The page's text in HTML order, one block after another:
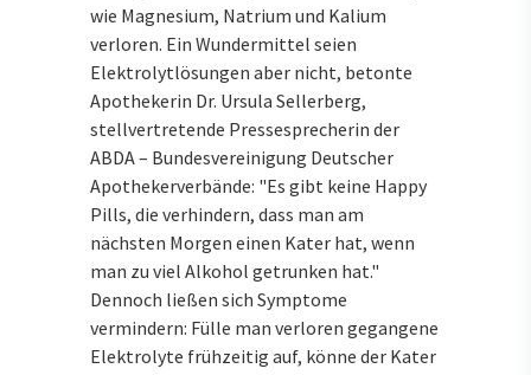
wie Magnesium, Natrium und Kalium
verloren. Ein Wundermittel seien
Elektrolytlösungen aber nicht, betonte
Apothekerin Dr. Ursula Sellerberg,
stellvertretende Pressesprecherin der
ABDA – Bundesvereinigung Deutscher
Apothekerverbände: "Es gibt keine Happy
Pills, die verhindern, dass man am
nächsten Morgen einen Kater hat, wenn
man zu viel Alkohol getrunken hat."
Dennoch ließen sich Symptome
vermindern: Fülle man verloren gegangene
Elektrolyte frühzeitig auf, könne der Kater